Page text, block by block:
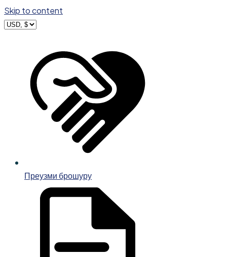
Skip to content
Преузми брошуру